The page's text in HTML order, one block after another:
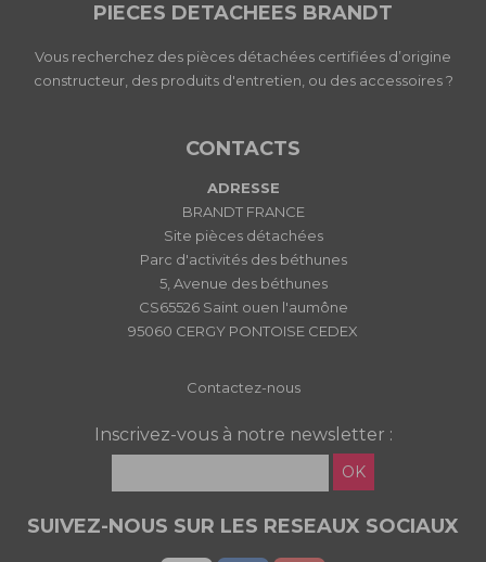
PIECES DETACHEES BRANDT
Vous recherchez des pièces détachées certifiées d’origine
constructeur, des produits d'entretien, ou des accessoires ?
CONTACTS
ADRESSE
BRANDT FRANCE
Site pièces détachées
Parc d'activités des béthunes
5, Avenue des béthunes
CS65526 Saint ouen l'aumône
95060 CERGY PONTOISE CEDEX
Contactez-nous
Inscrivez-vous à notre newsletter :
OK
SUIVEZ-NOUS SUR LES RESEAUX SOCIAUX